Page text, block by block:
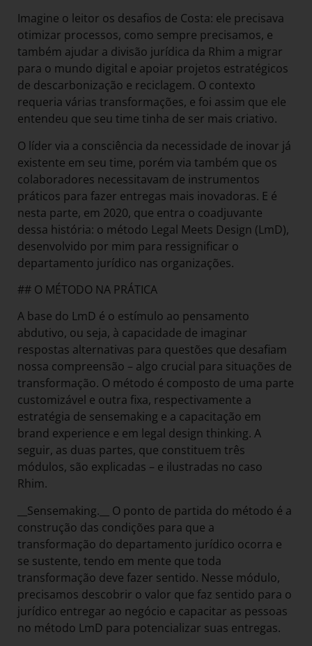
Imagine o leitor os desafios de Costa: ele precisava
otimizar processos, como sempre precisamos, e
também ajudar a divisão jurídica da Rhim a migrar
para o mundo digital e apoiar projetos estratégicos
de descarbonização e reciclagem. O contexto
requeria várias transformações, e foi assim que ele
entendeu que seu time tinha de ser mais criativo.
O líder via a consciência da necessidade de inovar já
existente em seu time, porém via também que os
colaboradores necessitavam de instrumentos
práticos para fazer entregas mais inovadoras. E é
nesta parte, em 2020, que entra o coadjuvante
dessa história: o método Legal Meets Design (LmD),
desenvolvido por mim para ressignificar o
departamento jurídico nas organizações.
## O MÉTODO NA PRÁTICA
A base do LmD é o estímulo ao pensamento
abdutivo, ou seja, à capacidade de imaginar
respostas alternativas para questões que desafiam
nossa compreensão – algo crucial para situações de
transformação. O método é composto de uma parte
customizável e outra fixa, respectivamente a
estratégia de sensemaking e a capacitação em
brand experience e em legal design thinking. A
seguir, as duas partes, que constituem três
módulos, são explicadas – e ilustradas no caso
Rhim.
__Sensemaking.__ O ponto de partida do método é a
construção das condições para que a
transformação do departamento jurídico ocorra e
se sustente, tendo em mente que toda
transformação deve fazer sentido. Nesse módulo,
precisamos descobrir o valor que faz sentido para o
jurídico entregar ao negócio e capacitar as pessoas
no método LmD para potencializar suas entregas.